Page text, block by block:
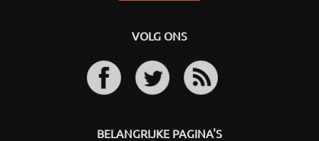
VOLG ONS
BELANGRIJKE PAGINA'S